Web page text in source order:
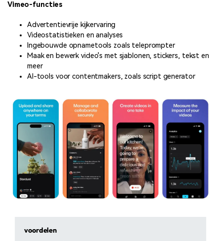
Vimeo-functies
Advertentievrije kijkervaring
Videostatistieken en analyses
Ingebouwde opnametools zoals teleprompter
Maak en bewerk video's met sjablonen, stickers, tekst en
meer
AI-tools voor contentmakers, zoals script generator
voordelen